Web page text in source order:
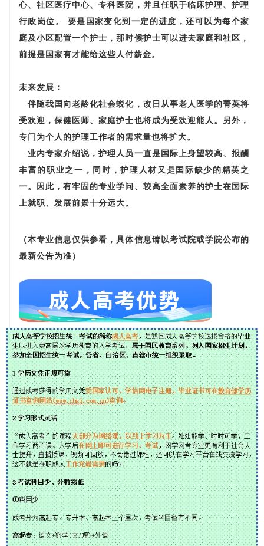
心、社区医疗中心、专科医院，并且任职于临床护理、护理
行政岗位。 要是国家变化到一定的进度，还可以为每个家
庭及小区配置一个护士，那时候护士可以进去家庭和社区，
前提是国家有才能给这些人付薪金。
未来发展：
伴随我国向老龄化社会蜕化，改日从事老人医学的菁英将
受欢迎，保健医师、家庭护士也将成为受欢迎能人。另外，
专门为个人的护理工作者的需求量也将扩大。
业内专家介绍说，护理人员一直是国际上身望较高、报酬
丰富的职业之一，同时，护理人材又是国际缺少的精英之
一。因此，有牢固的专业学问、较高全面素养的护士在国际
上就职、发展前景十分远大。
（本专业信息仅供参看，具体信息请以考试院或学院公布的
最新公告为准）